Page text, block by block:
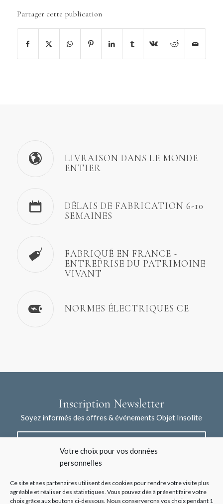
Votre choix pour vos données
personnelles
Ce site et ses partenaires utilisent des cookies pour rendre votre visite plus
agréable et réaliser des statistiques. Vous pouvez dès à présent faire votre
choix grâce aux boutons ci-dessous. Nous conserverons vos choix pendant 1
Partager cette publication
LIVRAISON DANS LE MONDE
ENTIER
DÉLAIS DE FABRICATION 6-10
SEMAINES
FABRIQUÉ EN FRANCE -
ENTREPRISE DU PATRIMOINE
VIVANT
NORMES ÉLECTRIQUES CE
Inscription Newsletter
Soyez informés des offres & événements Objet Insolite